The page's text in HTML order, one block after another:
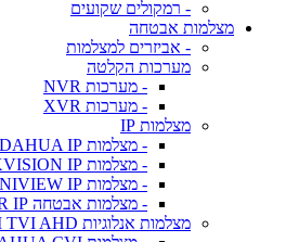
- רמקולים שקועים
מצלמות אבטחה
- אביזרים למצלמות
מערכות הקלטה
- מערכות NVR
- מערכות XVR
מצלמות IP
- מצלמות DAHUA IP
- מצלמות HIKVISION IP
- מצלמות UNIVIEW IP
- מצלמות אבטחה PROVISION ISR IP
מצלמות אנלוגיות CVI TVI AHD